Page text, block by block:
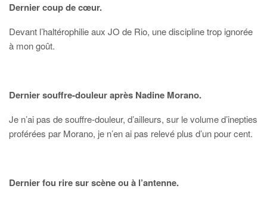
Dernier coup de cœur.
Devant l’haltérophilie aux JO de Rio, une discipline trop ignorée
à mon goût.
Dernier souffre-douleur après Nadine Morano.
Je n’ai pas de souffre-douleur, d’ailleurs, sur le volume d’inepties
proférées par Morano, je n’en ai pas relevé plus d’un pour cent.
Dernier fou rire sur scène ou à l’antenne.